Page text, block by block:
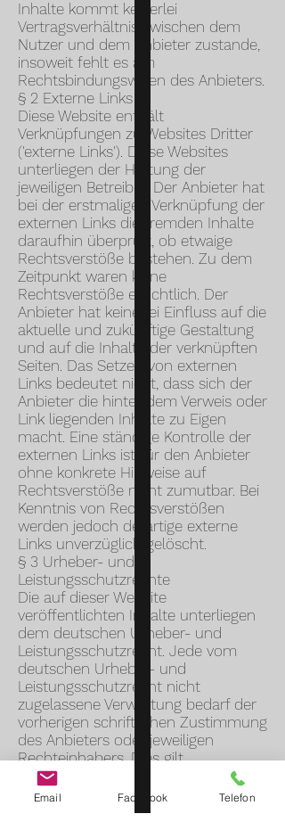
Inhalte kommt keinerlei
Vertragsverhältnis zwischen dem
Nutzer und dem Anbieter zustande,
insoweit fehlt es am
Rechtsbindungswillen des Anbieters.
§ 2 Externe Links
Diese Website enthält
Verknüpfungen zu Websites Dritter
('externe Links'). Diese Websites
unterliegen der Haftung der
jeweiligen Betreiber. Der Anbieter hat
bei der erstmaligen Verknüpfung der
externen Links die fremden Inhalte
daraufhin überprüft, ob etwaige
Rechtsverstöße bestehen. Zu dem
Zeitpunkt waren keine
Rechtsverstöße ersichtlich. Der
Anbieter hat keinerlei Einfluss auf die
aktuelle und zukünftige Gestaltung
und auf die Inhalte der verknüpften
Seiten. Das Setzen von externen
Links bedeutet nicht, dass sich der
Anbieter die hinter dem Verweis oder
Link liegenden Inhalte zu Eigen
macht. Eine ständige Kontrolle der
externen Links ist für den Anbieter
ohne konkrete Hinweise auf
Rechtsverstöße nicht zumutbar. Bei
Kenntnis von Rechtsverstößen
werden jedoch derartige externe
Links unverzüglich gelöscht.
§ 3 Urheber- und
Leistungsschutzrechte
Die auf dieser Website
veröffentlichten Inhalte unterliegen
dem deutschen Urheber- und
Leistungsschutzrecht. Jede vom
deutschen Urheber- und
Leistungsschutzrecht nicht
zugelassene Verwertung bedarf der
vorherigen schriftlichen Zustimmung
des Anbieters oder jeweiligen
Rechteinhabers. Dies gilt
insbesondere für Vervielfältigung,
Bearbeitung, Übersetzung,
Einspeicherung, Verarbeitung bzw.
Email Facebook Telefon